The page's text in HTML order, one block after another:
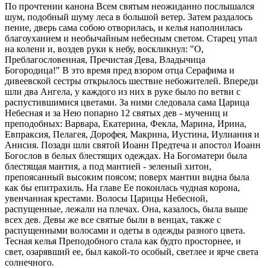
По прочтении канона Всем святым неожиданно послышался
шум, подобный шуму леса в большой ветер. Затем раздалось
пение, дверь сама собою отворилась, и келья наполнилась
благоуханием и необычайным небесным светом. Старец упал
на колени и, воздев руки к небу, воскликнул: "О,
Преблагословенная, Пречистая Дева, Владычица
Богородица!" В это время пред взором отца Серафима и
дивеевской сестры открылось шествие небожителей. Впереди
шли два Ангела, у каждого из них в руке было по ветви с
распустившимися цветами. За ними следовала сама Царица
Небесная и за Нею попарно 12 святых дев - мучениц и
преподобных: Варвара, Екатерина, Фекла, Марина, Ирина,
Евпраксия, Пелагея, Дорофея, Макрина, Иустина, Иулиания и
Анисия. Позади шли святой Иоанн Предтеча и апостол Иоанн
Богослов в белых блестящих одеждах. На Богоматери была
блестящая мантия, а под мантией - зеленый хитон,
препоясанный высоким поясом; поверх мантии видна была
как бы епитрахиль. На главе Ее покоилась чудная корона,
увенчанная крестами. Волосы Царицы Небесной,
распущенные, лежали на плечах. Она, казалось, была выше
всех дев. Девы же все святые были в венцах, также с
распущенными волосами и одеты в одежды разного цвета.
Тесная келья Преподобного стала как будто просторнее, и
свет, озарявший ее, был какой-то особый, светлее и ярче света
солнечного.